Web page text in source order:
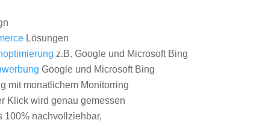
Lösungen
z.B. Google und Microsoft Bing
Google und Microsoft Bing
mit monatlichem Monitorring
Klick wird genau gemessen
100% nachvollziehbar,